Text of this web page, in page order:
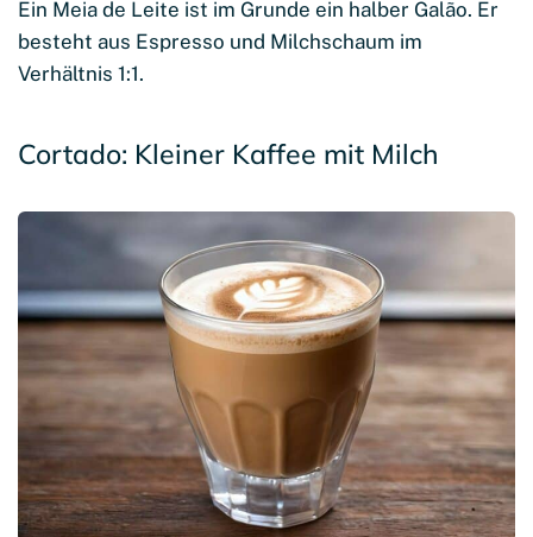
Ein Meia de Leite ist im Grunde ein halber Galão. Er
besteht aus Espresso und Milchschaum im
Verhältnis 1:1.
Cortado: Kleiner Kaffee mit Milch